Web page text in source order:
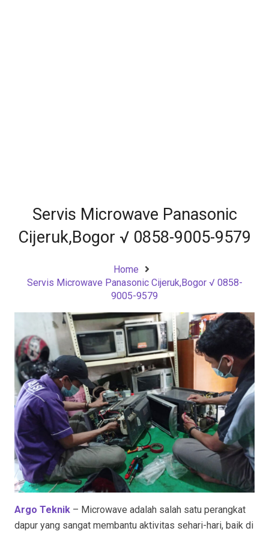
Servis Microwave Panasonic
Cijeruk,Bogor √ 0858-9005-9579
Home
Servis Microwave Panasonic Cijeruk,Bogor √ 0858-
9005-9579
Argo Teknik – Microwave adalah salah satu perangkat
dapur yang sangat membantu aktivitas sehari-hari, baik di